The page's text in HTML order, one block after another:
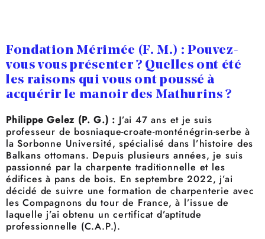
Fondation Mérimée (F. M.) : Pouvez-
vous vous présenter ? Quelles ont été
les raisons qui vous ont poussé à
acquérir le manoir des Mathurins ?
Philippe Gelez (P. G.) : J’ai 47 ans et je suis
professeur de bosniaque-croate-monténégrin-serbe à
la Sorbonne Université, spécialisé dans l’histoire des
Balkans ottomans. Depuis plusieurs années, je suis
passionné par la charpente traditionnelle et les
édifices à pans de bois. En septembre 2022, j’ai
décidé de suivre une formation de charpenterie avec
les Compagnons du tour de France, à l’issue de
laquelle j’ai obtenu un certificat d’aptitude
professionnelle (C.A.P.).